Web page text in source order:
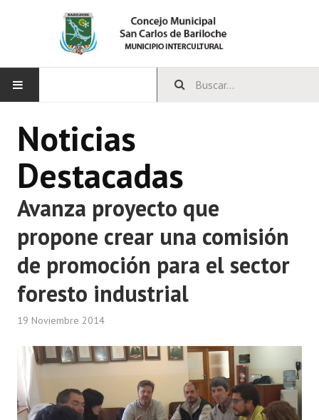
CONCEJO
Bloques Políticos
Integrantes del Concejo
Comisiones Permanentes
Comisiones Especiales
Concejales Mandato Cumplido
LEGISLACIÓN
Constitución Nacional
Noticias
Destacadas
Avanza proyecto que
propone crear una comisión
de promoción para el sector
foresto industrial
19 Noviembre 2014